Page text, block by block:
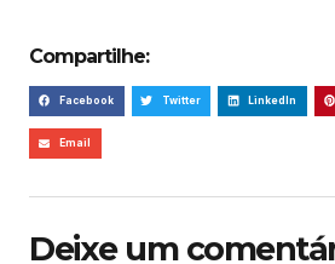
Compartilhe:
Facebook Twitter LinkedIn
Email
Deixe um